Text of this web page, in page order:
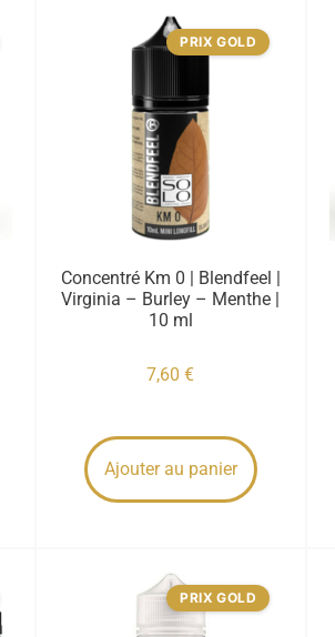
PRIX GOLD
Concentré Km 0 | Blendfeel |
Virginia – Burley – Menthe |
10 ml
7,60€
Ajouter au panier
PRIX GOLD